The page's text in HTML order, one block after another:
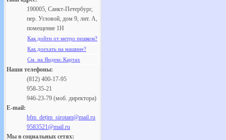
190005, Санкт-Петербург,
пер. Угловой, дом 9, лит. А,
помещение 1Н
Как дойти от метро пешком?
Как доехать на машине?
См. на Яндекс.Картах
Наши телефоны:
(812) 400-17-95
958-35-21
946-23-79 (моб. директора)
E-mail:
bfm_detjm_sirotam@mail.ru
9583521@mail.ru
Мы в социальных сетях: